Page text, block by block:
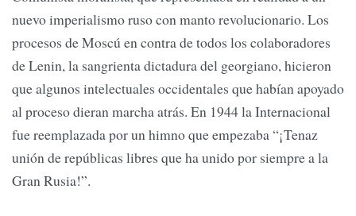
nuevo imperialismo ruso con manto revolucionario. Los
procesos de Moscú en contra de todos los colaboradores
de Lenin, la sangrienta dictadura del georgiano, hicieron
que algunos intelectuales occidentales que habían apoyado
al proceso dieran marcha atrás. En 1944 la Internacional
fue reemplazada por un himno que empezaba “¡Tenaz
unión de repúblicas libres que ha unido por siempre a la
Gran Rusia!”.